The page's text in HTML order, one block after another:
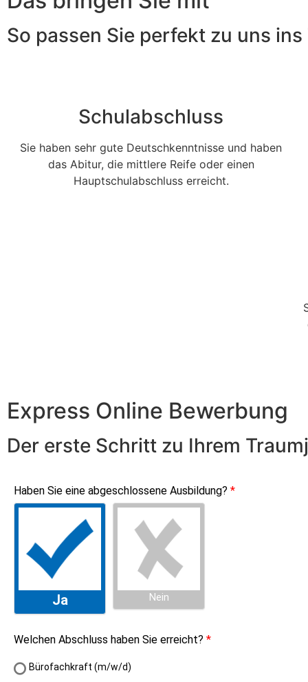
So passen Sie perfekt zu uns ins
Schulabschluss
Sie haben sehr gute Deutschkenntnisse und haben
das Abitur, die mittlere Reife oder einen
Hauptschulabschluss erreicht.
Express Online Bewerbung
Der erste Schritt zu Ihrem